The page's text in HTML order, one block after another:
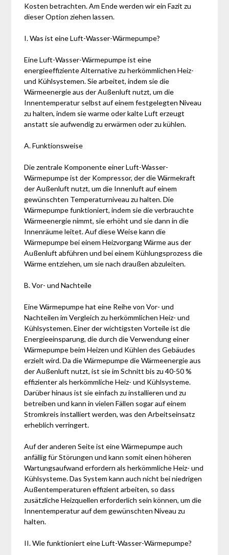
Kosten betrachten. Am Ende werden wir ein Fazit zu
dieser Option ziehen lassen.
I. Was ist eine Luft-Wasser-Wärmepumpe?
Eine Luft-Wasser-Wärmepumpe ist eine
energieeffiziente Alternative zu herkömmlichen Heiz-
und Kühlsystemen. Sie arbeitet, indem sie die
Wärmeenergie aus der Außenluft nutzt, um die
Innentemperatur selbst auf einem festgelegten Niveau
zu halten, indem sie warme oder kalte Luft erzeugt
anstatt sie aufwendig zu erwärmen oder zu kühlen.
A. Funktionsweise
Die zentrale Komponente einer Luft-Wasser-
Wärmepumpe ist der Kompressor, der die Wärmekraft
der Außenluft nutzt, um die Innenluft auf einem
gewünschten Temperaturniveau zu halten. Die
Wärmepumpe funktioniert, indem sie die verbrauchte
Wärmeenergie nimmt, sie erhöht und sie dann in die
Innenräume leitet. Auf diese Weise kann die
Wärmepumpe bei einem Heizvorgang Wärme aus der
Außenluft abführen und bei einem Kühlungsprozess die
Wärme entziehen, um sie nach draußen abzuleiten.
B. Vor- und Nachteile
Eine Wärmepumpe hat eine Reihe von Vor- und
Nachteilen im Vergleich zu herkömmlichen Heiz- und
Kühlsystemen. Einer der wichtigsten Vorteile ist die
Energieeinsparung, die durch die Verwendung einer
Wärmepumpe beim Heizen und Kühlen des Gebäudes
erzielt wird. Da die Wärmepumpe die Wärmeenergie aus
der Außenluft nutzt, ist sie im Schnitt bis zu 40-50 %
effizienter als herkömmliche Heiz- und Kühlsysteme.
Darüber hinaus ist sie einfach zu installieren und zu
betreiben und kann in vielen Fällen sogar auf einem
Stromkreis installiert werden, was den Arbeitseinsatz
erheblich verringert.
Auf der anderen Seite ist eine Wärmepumpe auch
anfällig für Störungen und kann somit einen höheren
Wartungsaufwand erfordern als herkömmliche Heiz- und
Kühlsysteme. Das System kann auch nicht bei niedrigen
Außentemperaturen effizient arbeiten, so dass
zusätzliche Heizquellen erforderlich sein können, um die
Innentemperatur auf dem gewünschten Niveau zu
halten.
II. Wie funktioniert eine Luft-Wasser-Wärmepumpe?